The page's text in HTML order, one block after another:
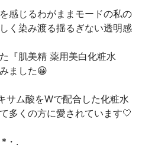
感じるわがままモードの私の
く染み渡る揺るぎない透明感
『肌美精 薬用美白化粧水
ました😀
サム酸をWで配合した化粧水
多くの方に愛されています🤍
・.